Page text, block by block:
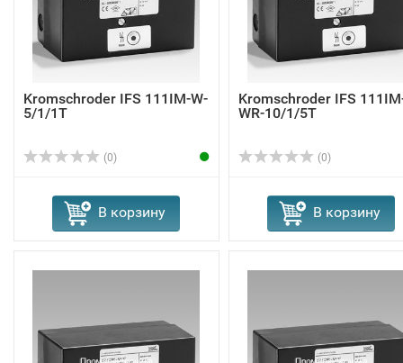
Kromschroder IFS 111IM-W-
5/1/1T
(0)
В корзину
Kromschroder IFS
WR-10/1/5T
(0)
В корзину